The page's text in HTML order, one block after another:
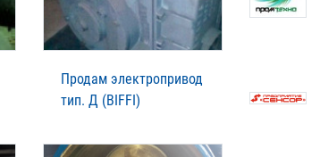
Продам электропривод
тип. Д (BIFFI)